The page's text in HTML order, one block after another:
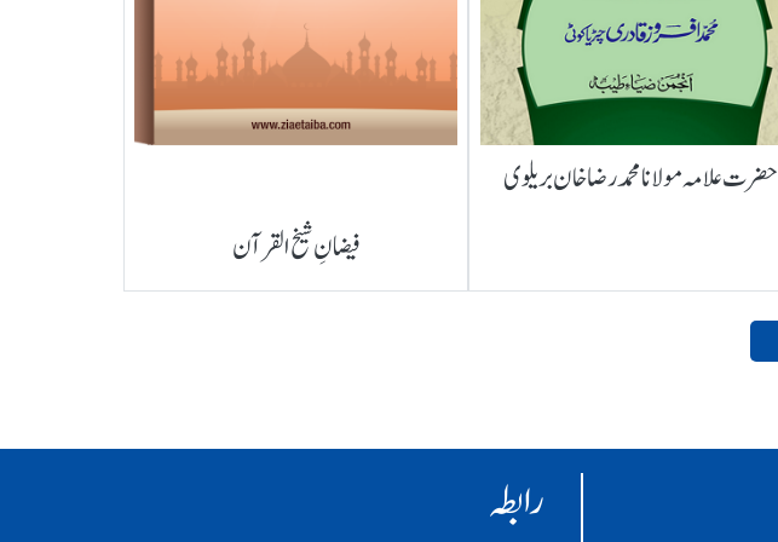
حضرت علامہ مولانا محمد رضا خان بریلوی
فیضانِ شیخ القرآن
رابطہ